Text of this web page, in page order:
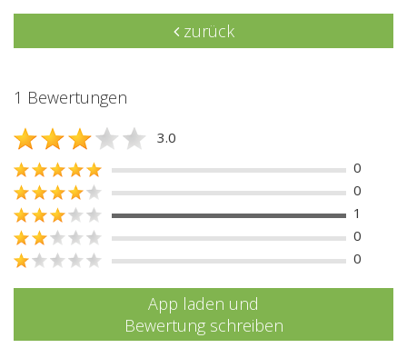
zurück
1 Bewertungen
3.0
0
0
1
0
0
App laden und
Bewertung schreiben